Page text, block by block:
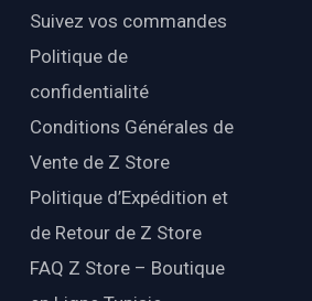
Suivez vos commandes
Politique de
confidentialité
Conditions Générales de
Vente de Z Store
Politique d’Expédition et
de Retour de Z Store
FAQ Z Store – Boutique